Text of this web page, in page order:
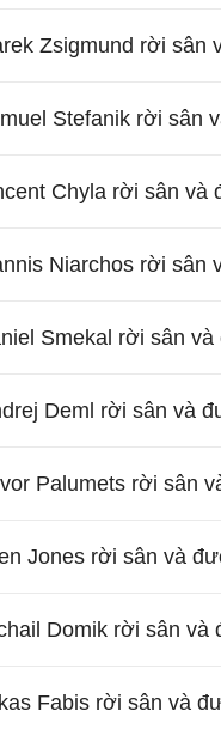
Zsigmund rời sân
Stefanik rời sân
Chyla rời sân và
Niarchos rời sân
Smekal rời sân
Deml rời sân và
Palumets rời sân
Jones rời sân và
Domik rời sân và
Fabis rời sân và